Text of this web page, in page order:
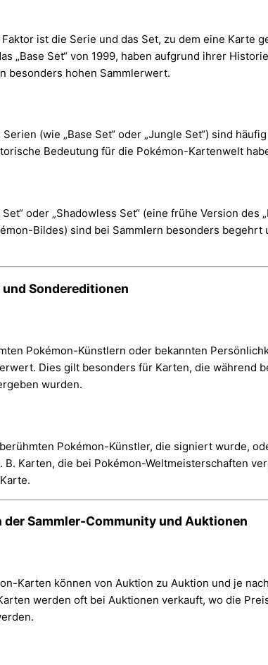
ist die Serie und das Set, zu dem eine Karte
„Base Set“ von 1999, haben aufgrund ihrer
besonders hohen Sammlerwert.
(wie „Base Set“ oder „Jungle Set“) sind
Bedeutung für die Pokémon-Kartenwelt
oder „Shadowless Set“ (eine frühe Version des
Bildes) sind bei Sammlern besonders begehrt
Sondereditionen
Pokémon-Künstlern oder bekannten
Dies gilt besonders für Karten, die während
wurden.
Pokémon-Künstler, die signiert wurde,
B. Karten, die bei Pokémon-Weltmeisterschaften
der Sammler-Community und Auktionen
Karten können von Auktion zu Auktion und je
werden oft bei Auktionen verkauft, wo die